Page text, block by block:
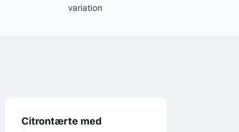
variation
Citrontærte med